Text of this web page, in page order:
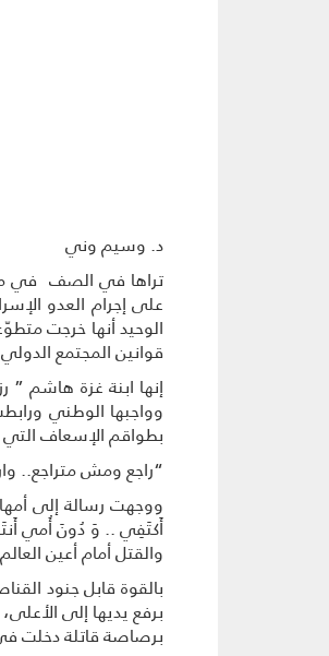
د. وسيم وني
تراها في الصف في
على إجرام العدو
الوحيد أنها خرجت
قوانين المجتمع
إنها ابنة غزة هاشم ”
وواجبها الوطني
بطواقم الإسعاف
“راجع ومش متراجع..
ووجهت رسالة إلى
أَكتَفِي .. وَ دُونَ أُمي
والقتل أمام أعين
بالقوة قابل جنود
برفع يديها إلى
برصاصة قاتلة دخلت